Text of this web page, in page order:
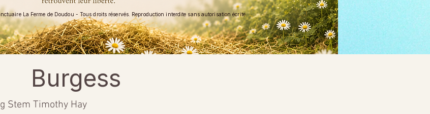
La Ferme de Doudou - Tous droits réservés. Reproduction interdite sans autorisation écrite.
Burgess
Stem Timothy Hay